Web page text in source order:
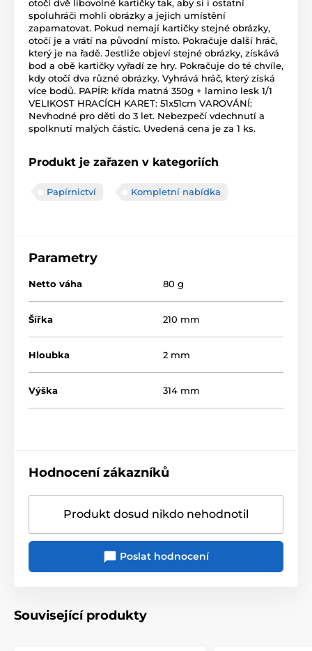
otočí dvě libovolné kartičky tak, aby si i ostatní
spoluhráči mohli obrázky a jejich umístění
zapamatovat. Pokud nemají kartičky stejné obrázky,
otočí je a vrátí na původní místo. Pokračuje další hráč,
který je na řadě. Jestliže objeví stejné obrázky, získává
bod a obě kartičky vyřadí ze hry. Pokračuje do té chvíle,
kdy otočí dva různé obrázky. Vyhrává hráč, který získá
více bodů. PAPÍR: křída matná 350g + lamino lesk 1/1
VELIKOST HRACÍCH KARET: 51x51cm VAROVÁNÍ:
Nevhodné pro děti do 3 let. Nebezpečí vdechnutí a
spolknutí malých částic. Uvedená cena je za 1 ks.
Produkt je zařazen v kategoriích
Papírnictví Kompletní nabídka
Parametry
Netto váha 80 g
Šířka 210 mm
Hloubka 2 mm
Výška 314 mm
Hodnocení zákazníků
Produkt dosud nikdo nehodnotil
Poslat hodnocení
Související produkty